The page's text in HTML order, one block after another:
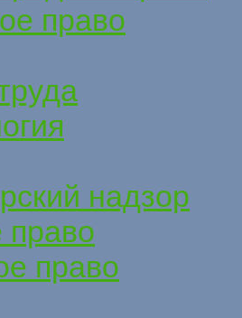
право
надзор
право
право